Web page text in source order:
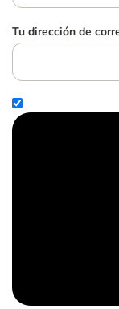
Tu dirección de